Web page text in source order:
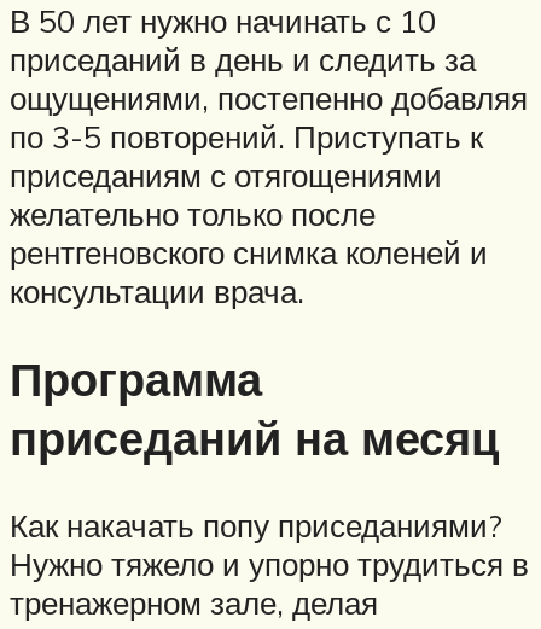
В 50 лет нужно начинать с 10
приседаний в день и следить за
ощущениями, постепенно добавляя
по 3-5 повторений. Приступать к
приседаниям с отягощениями
желательно только после
рентгеновского снимка коленей и
консультации врача.
Программа
приседаний на месяц
Как накачать попу приседаниями?
Нужно тяжело и упорно трудиться в
тренажерном зале, делая